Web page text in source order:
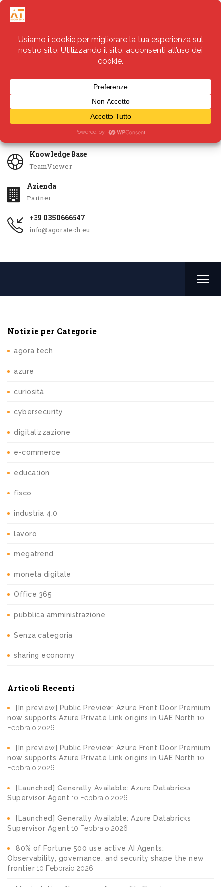
Servizi
Knowledge Base
TeamViewer
Azienda
Partner
+39 0350666547
info@agoratech.eu
Notizie per Categorie
agora tech
azure
curiosità
cybersecurity
digitalizzazione
e-commerce
education
fisco
industria 4.0
lavoro
megatrend
moneta digitale
Office 365
pubblica amministrazione
Senza categoria
sharing economy
Articoli Recenti
[In preview] Public Preview: Azure Front Door Premium
now supports Azure Private Link origins in UAE North 10
Febbraio 2026
[In preview] Public Preview: Azure Front Door Premium
now supports Azure Private Link origins in UAE North 10
Febbraio 2026
[Launched] Generally Available: Azure Databricks
Supervisor Agent 10 Febbraio 2026
[Launched] Generally Available: Azure Databricks
Supervisor Agent 10 Febbraio 2026
80% of Fortune 500 use active AI Agents:
Observability, governance, and security shape the new
frontier 10 Febbraio 2026